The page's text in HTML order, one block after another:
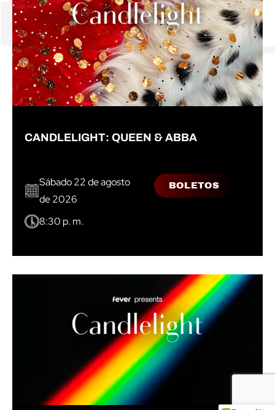
CANDLELIGHT: QUEEN & ABBA
Sábado 22 de agosto
de 2026
8:30 p. m.
BOLETOS